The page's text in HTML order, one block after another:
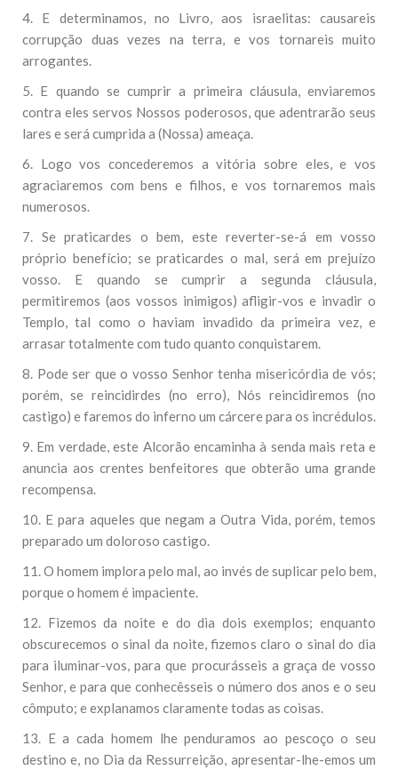
4. E determinamos, no Livro, aos israelitas: causareis
corrupção duas vezes na terra, e vos tornareis muito
arrogantes.
5. E quando se cumprir a primeira cláusula, enviaremos
contra eles servos Nossos poderosos, que adentrarão seus
lares e será cumprida a (Nossa) ameaça.
6. Logo vos concederemos a vitória sobre eles, e vos
agraciaremos com bens e filhos, e vos tornaremos mais
numerosos.
7. Se praticardes o bem, este reverter-se-á em vosso
próprio benefício; se praticardes o mal, será em prejuízo
vosso. E quando se cumprir a segunda cláusula,
permitiremos (aos vossos inimigos) afligir-vos e invadir o
Templo, tal como o haviam invadido da primeira vez, e
arrasar totalmente com tudo quanto conquistarem.
8. Pode ser que o vosso Senhor tenha misericórdia de vós;
porém, se reincidirdes (no erro), Nós reincidiremos (no
castigo) e faremos do inferno um cárcere para os incrédulos.
9. Em verdade, este Alcorão encaminha à senda mais reta e
anuncia aos crentes benfeitores que obterão uma grande
recompensa.
10. E para aqueles que negam a Outra Vida, porém, temos
preparado um doloroso castigo.
11. O homem implora pelo mal, ao invés de suplicar pelo bem,
porque o homem é impaciente.
12. Fizemos da noite e do dia dois exemplos; enquanto
obscurecemos o sinal da noite, fizemos claro o sinal do dia
para iluminar-vos, para que procurásseis a graça de vosso
Senhor, e para que conhecêsseis o número dos anos e o seu
cômputo; e explanamos claramente todas as coisas.
13. E a cada homem lhe penduramos ao pescoço o seu
destino e, no Dia da Ressurreição, apresentar-lhe-emos um